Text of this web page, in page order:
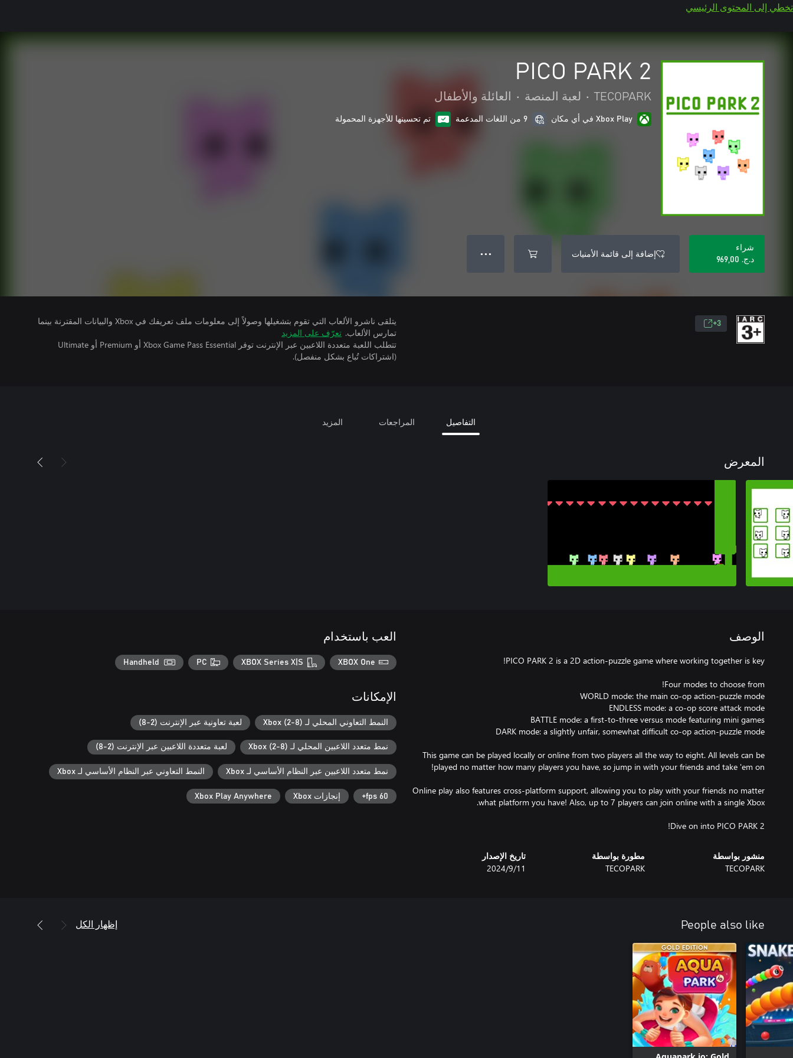
تخطي إلى المحتوى الرئيسي
PICO PARK 2
TECOPARK
• لعبة المنصة • العائلة والأطفال
Xbox Play في أي مكان 9 من اللغات المدعمة تم تحسينها للأجهزة المحمولة
شراء
د.ج.‏ 969,00
إضافة إلى قائمة الأمنيات ● ● ●
3+
يتلقى ناشرو الألعاب التي تقوم بتشغيلها وصولاً إلى معلومات ملف تعريفك في Xbox والبيانات المقترنة بينما
تمارس الألعاب. تعرّف على المزيد
تتطلب اللعبة متعددة اللاعبين عبر الإنترنت توفر Xbox Game Pass Essential أو Premium أو Ultimate
(اشتراكات تُباع بشكل منفصل).
التفاصيل المراجعات المزيد
المعرض
الوصف
This game can be played locally or online from two players all the way to eight. All levels can be
Online play also features cross-platform support, allowing you to play with your friends no matter
Dive on into PICO PARK 2!
منشور بواسطة
TECOPARK
مطورة بواسطة
TECOPARK
تاريخ الإصدار
11‏/9‏/2024
العب باستخدام
XBOX One
XBOX Series X|S
PC
Handheld
الإمكانات
النمط التعاوني المحلي لـ Xbox (2-8) لعبة تعاونية عبر الإنترنت (2-8)
نمط متعدد اللاعبين المحلي لـ Xbox (2-8) لعبة متعددة اللاعبين عبر الإنترنت (2-8)
نمط متعدد اللاعبين عبر النظام الأساسي لـ Xbox النمط التعاوني عبر النظام الأساسي لـ Xbox
60 fps+ إنجازات Xbox Xbox Play Anywhere
People also like إظهار الكل